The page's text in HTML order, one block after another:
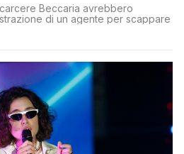
Beccaria avrebbero
di un agente per scappare